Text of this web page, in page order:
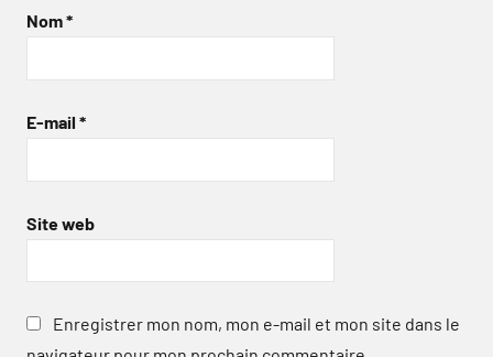
Nom*
E-mail *
Site web
Enregistrer mon nom, mon e-mail et mon site dans le